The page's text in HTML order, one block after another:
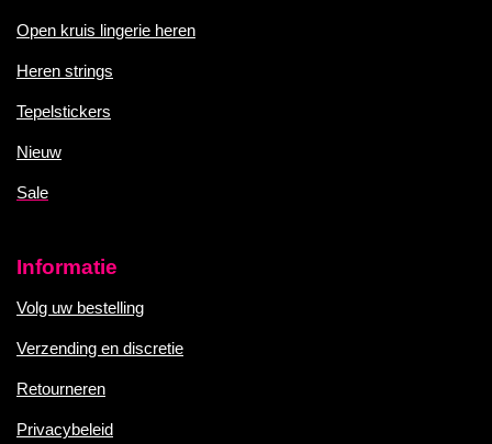
Open kruis lingerie heren
Heren strings
Tepelstickers
Nieuw
Sale
Informatie
Volg uw bestelling
Verzending en discretie
Retourneren
Privacybeleid